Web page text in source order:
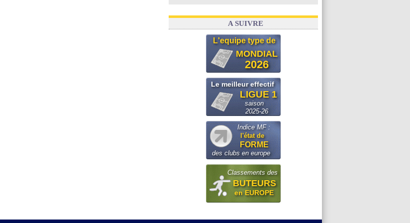
A SUIVRE
L'equipe type de
MONDIAL
2026
Le meilleur effectif
LIGUE 1
saison
2025-26
Indice MF :
l'état de
FORME
des clubs en europe
Classements des
BUTEURS
en EUROPE